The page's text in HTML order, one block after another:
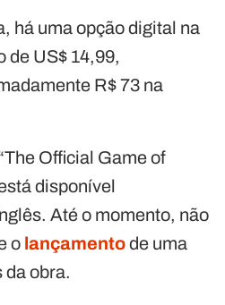
há uma opção digital na
de US$ 14,99,
R$ 73 na
Official Game of
disponível
Até o momento, não
o lançamentode uma
da obra.